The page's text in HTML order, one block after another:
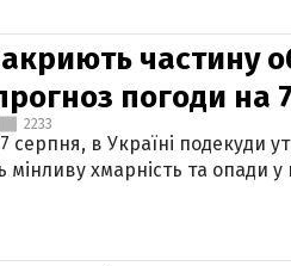
частину
погоди на
2233
серпня, в Україні подекуди
мінливу хмарність та опади у